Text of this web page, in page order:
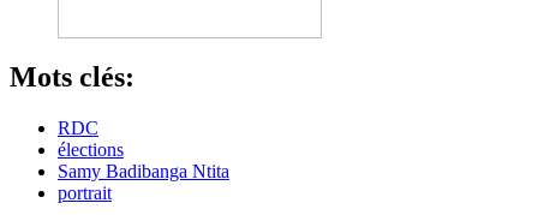
Mots clés:
RDC
élections
Samy Badibanga Ntita
portrait